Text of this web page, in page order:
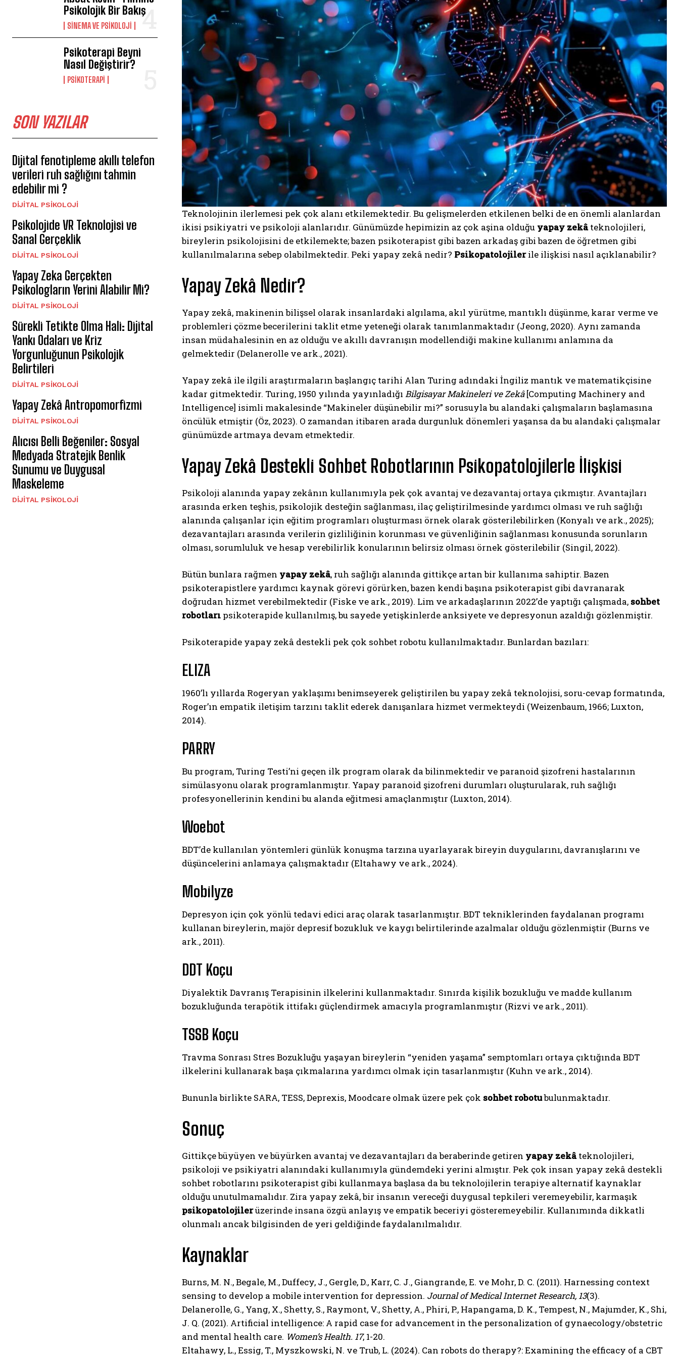
Gizlilik politikasınıokudum, onaylıyorum.
Psikolojik Bir Bakış
SINEMA VE PSIKOLOJI
Psikoterapi Beyni
Nasıl Değiştirir?
PSIKOTERAPI
SON YAZILAR
Dijital fenotipleme akıllı telefon
verileri ruh sağlığını tahmin
edebilir mi ?
DIJITAL PSIKOLOJI
Psikolojide VR Teknolojisi ve
Sanal Gerçeklik
DIJITAL PSIKOLOJI
Yapay Zeka Gerçekten
Psikologların Yerini Alabilir Mi?
DIJITAL PSIKOLOJI
Sürekli Tetikte Olma Hali: Dijital
Yankı Odaları ve Kriz
Yorgunluğunun Psikolojik
Belirtileri
DIJITAL PSIKOLOJI
Yapay Zekâ Antropomorfizmi
DIJITAL PSIKOLOJI
Alıcısı Belli Beğeniler: Sosyal
Medyada Stratejik Benlik
Sunumu ve Duygusal
Maskeleme
DIJITAL PSIKOLOJI
Teknolojinin ilerlemesi pek çok alanı etkilemektedir. Bu gelişmelerden etkilenen belki de en önemli alanlardan
ikisi psikiyatri ve psikoloji alanlarıdır. Günümüzde hepimizin az çok aşina olduğu yapay zekâteknolojileri,
bireylerin psikolojisini de etkilemekte; bazen psikoterapist gibi bazen arkadaş gibi bazen de öğretmen gibi
kullanılmalarına sebep olabilmektedir. Peki yapay zekâ nedir? Psikopatolojilerile ilişkisi nasıl açıklanabilir?
Yapay Zekâ Nedir?
Yapay zekâ, makinenin bilişsel olarak insanlardaki algılama, akıl yürütme, mantıklı düşünme, karar verme ve
problemleri çözme becerilerini taklit etme yeteneği olarak tanımlanmaktadır (Jeong, 2020). Aynı zamanda
insan müdahalesinin en az olduğu ve akıllı davranışın modellendiği makine kullanımı anlamına da
gelmektedir (Delanerolle ve ark., 2021).
Yapay zekâ ile ilgili araştırmaların başlangıç tarihi Alan Turing adındaki İngiliz mantık ve matematikçisine
kadar gitmektedir. Turing, 1950 yılında yayınladığı Bilgisayar Makineleri ve Zekâ[Computing Machinery and
Intelligence] isimli makalesinde “Makineler düşünebilir mi?” sorusuyla bu alandaki çalışmaların başlamasına
öncülük etmiştir (Öz, 2023). O zamandan itibaren arada durgunluk dönemleri yaşansa da bu alandaki çalışmalar
günümüzde artmaya devam etmektedir.
Yapay Zekâ Destekli Sohbet Robotlarının Psikopatolojilerle İlişkisi
Psikoloji alanında yapay zekânın kullanımıyla pek çok avantaj ve dezavantaj ortaya çıkmıştır. Avantajları
arasında erken teşhis, psikolojik desteğin sağlanması, ilaç geliştirilmesinde yardımcı olması ve ruh sağlığı
alanında çalışanlar için eğitim programları oluşturması örnek olarak gösterilebilirken (Konyalı ve ark., 2025);
dezavantajları arasında verilerin gizliliğinin korunması ve güvenliğinin sağlanması konusunda sorunların
olması, sorumluluk ve hesap verebilirlik konularının belirsiz olması örnek gösterilebilir (Singil, 2022).
Bütün bunlara rağmen yapay zekâ, ruh sağlığı alanında gittikçe artan bir kullanıma sahiptir. Bazen
psikoterapistlere yardımcı kaynak görevi görürken, bazen kendi başına psikoterapist gibi davranarak
doğrudan hizmet verebilmektedir (Fiske ve ark., 2019). Lim ve arkadaşlarının 2022’de yaptığı çalışmada, sohbet
robotları psikoterapide kullanılmış, bu sayede yetişkinlerde anksiyete ve depresyonun azaldığı gözlenmiştir.
Psikoterapide yapay zekâ destekli pek çok sohbet robotu kullanılmaktadır. Bunlardan bazıları:
ELIZA
1960’lı yıllarda Rogeryan yaklaşımı benimseyerek geliştirilen bu yapay zekâ teknolojisi, soru-cevap formatında,
Roger’ın empatik iletişim tarzını taklit ederek danışanlara hizmet vermekteydi (Weizenbaum, 1966; Luxton,
2014).
PARRY
Bu program, Turing Testi’ni geçen ilk program olarak da bilinmektedir ve paranoid şizofreni hastalarının
simülasyonu olarak programlanmıştır. Yapay paranoid şizofreni durumları oluşturularak, ruh sağlığı
profesyonellerinin kendini bu alanda eğitmesi amaçlanmıştır (Luxton, 2014).
Woebot
BDT’de kullanılan yöntemleri günlük konuşma tarzına uyarlayarak bireyin duygularını, davranışlarını ve
düşüncelerini anlamaya çalışmaktadır (Eltahawy ve ark., 2024).
Mobilyze
Depresyon için çok yönlü tedavi edici araç olarak tasarlanmıştır. BDT tekniklerinden faydalanan programı
kullanan bireylerin, majör depresif bozukluk ve kaygı belirtilerinde azalmalar olduğu gözlenmiştir (Burns ve
ark., 2011).
DDT Koçu
Diyalektik Davranış Terapisinin ilkelerini kullanmaktadır. Sınırda kişilik bozukluğu ve madde kullanım
bozukluğunda terapötik ittifakı güçlendirmek amacıyla programlanmıştır (Rizvi ve ark., 2011).
TSSB Koçu
Travma Sonrası Stres Bozukluğu yaşayan bireylerin “yeniden yaşama” semptomları ortaya çıktığında BDT
ilkelerini kullanarak başa çıkmalarına yardımcı olmak için tasarlanmıştır (Kuhn ve ark., 2014).
Bununla birlikte SARA, TESS, Deprexis, Moodcare olmak üzere pek çok sohbet robotubulunmaktadır.
Sonuç
Gittikçe büyüyen ve büyürken avantaj ve dezavantajları da beraberinde getiren yapay zekâteknolojileri,
psikoloji ve psikiyatri alanındaki kullanımıyla gündemdeki yerini almıştır. Pek çok insan yapay zekâ destekli
sohbet robotlarını psikoterapist gibi kullanmaya başlasa da bu teknolojilerin terapiye alternatif kaynaklar
olduğu unutulmamalıdır. Zira yapay zekâ, bir insanın vereceği duygusal tepkileri veremeyebilir, karmaşık
psikopatolojilerüzerinde insana özgü anlayış ve empatik beceriyi gösteremeyebilir. Kullanımında dikkatli
olunmalı ancak bilgisinden de yeri geldiğinde faydalanılmalıdır.
Kaynaklar
Burns, M. N., Begale, M., Duffecy, J., Gergle, D., Karr, C. J., Giangrande, E. ve Mohr, D. C. (2011). Harnessing context
sensing to develop a mobile intervention for depression. Journal of Medical Internet Research, 13(3).
Delanerolle, G., Yang, X., Shetty, S., Raymont, V., Shetty, A., Phiri, P., Hapangama, D. K., Tempest, N., Majumder, K., Shi,
J. Q. (2021). Artificial intelligence: A rapid case for advancement in the personalization of gynaecology/obstetric
and mental health care. Women’s Health. 17, 1-20.
Eltahawy, L., Essig, T., Myszkowski, N. ve Trub, L. (2024). Can robots do therapy?: Examining the efficacy of a CBT